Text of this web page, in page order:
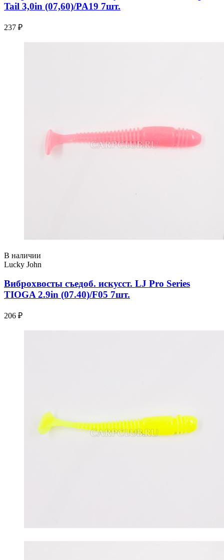
Tail 3,0in (07,60)/PA19 7шт.
237 ₽
В наличии
Lucky John
Виброхвосты съедоб. искусст. LJ Pro Series
TIOGA 2.9in (07.40)/F05 7шт.
206 ₽